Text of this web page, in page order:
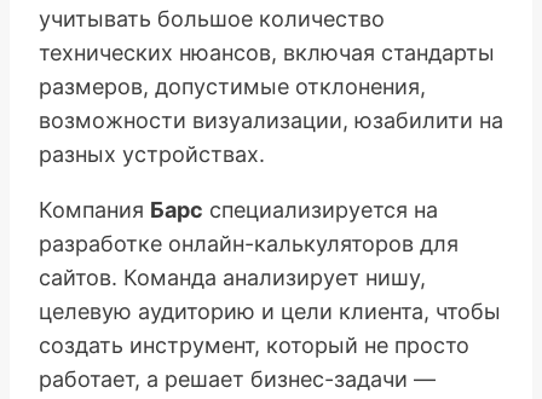
учитывать большое количество
технических нюансов, включая стандарты
размеров, допустимые отклонения,
возможности визуализации, юзабилити на
разных устройствах.
Компания Барс специализируется на
разработке онлайн-калькуляторов для
сайтов. Команда анализирует нишу,
целевую аудиторию и цели клиента, чтобы
создать инструмент, который не просто
работает, а решает бизнес-задачи —